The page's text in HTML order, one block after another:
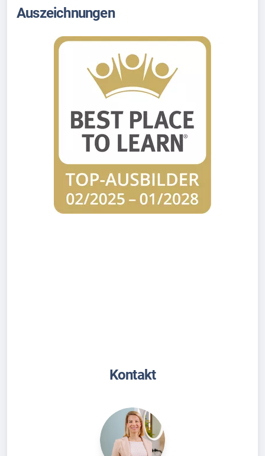
Auszeichnungen
Kontakt